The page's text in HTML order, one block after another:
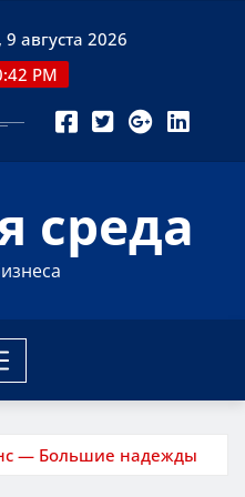
августа 2026
PM
среда
— Большие надежды